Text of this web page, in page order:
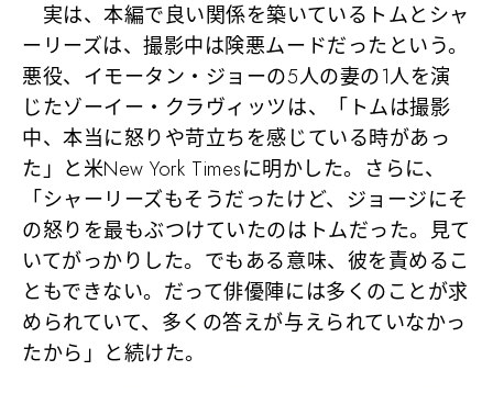
実は、本編で良い関係を築いているトムとシャ
ーリーズは、撮影中は険悪ムードだったという。
悪役、イモータン・ジョーの5人の妻の1人を演
じたゾーイー・クラヴィッツは、「トムは撮影
中、本当に怒りや苛立ちを感じている時があっ
た」と米New York Timesに明かした。さらに、
「シャーリーズもそうだったけど、ジョージにそ
の怒りを最もぶつけていたのはトムだった。見て
いてがっかりした。でもある意味、彼を責めるこ
ともできない。だって俳優陣には多くのことが求
められていて、多くの答えが与えられていなかっ
たから」と続けた。